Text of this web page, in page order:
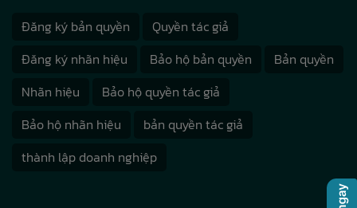
Đăng ký bản quyền
Quyền tác giả
Đăng ký nhãn hiệu
Bảo hộ bản quyền
Bản quyền
Nhãn hiệu
Bảo hộ quyền tác giả
Bảo hộ nhãn hiệu
bản quyền tác giả
thành lập doanh nghiệp